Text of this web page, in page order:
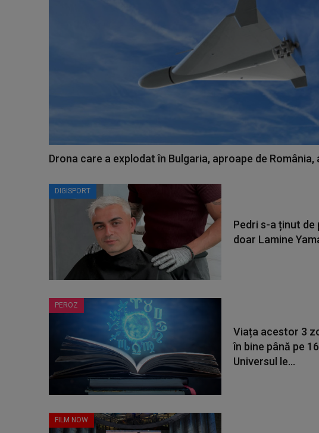
Drona care a explodat în Bulgaria, aproape de România,
DIGISPORT
Pedri s-a ținut de
doar Lamine
PEROZ
Viața acestor 3
în bine până pe
Universul le...
FILM NOW